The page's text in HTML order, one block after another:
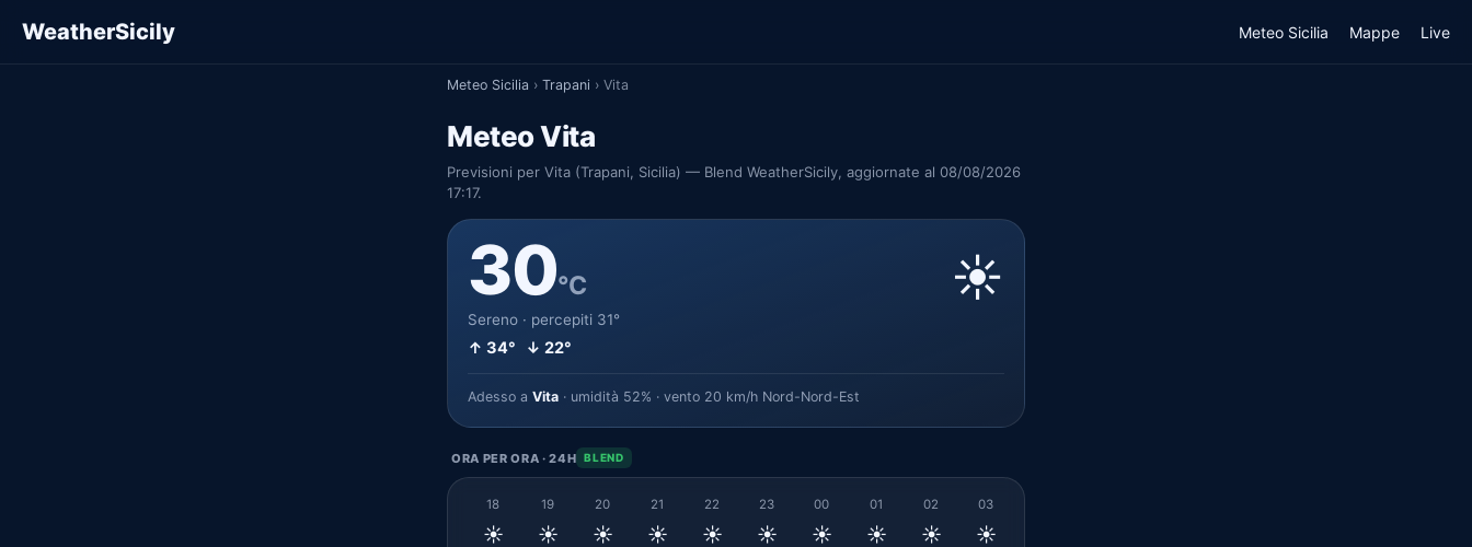
WeatherSicily Meteo Sicilia Mappe Live
Meteo Sicilia › Trapani › Vita
Meteo Vita
Previsioni per Vita (Trapani, Sicilia) — Blend WeatherSicily, aggiornate al 08/08/2026
17:17.
30°C
Sereno · percepiti 31°
↑ 34° ↓ 22°
☀️
Adesso a Vita · umidità 52% · vento 20 km/h Nord-Nord-Est
ORA PER ORA · 24H BLEND
18
☀️
19
☀️
20
☀️
21
☀️
22
☀️
23
☀️
00
☀️
01
☀️
02
☀️
03
☀️